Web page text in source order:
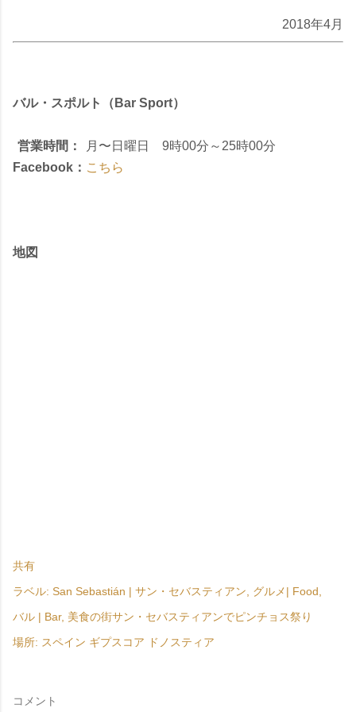
2018年4月
バル・スポルト（Bar Sport）
営業時間：
月〜日曜日 9時00分～25時00分
Facebook： こちら
地図
共有
ラベル: San Sebastián | サン・セバスティアン
グルメ| Food
バル | Bar 美食の街サン・セバスティアンでピンチョス祭り
場所: スペイン ギプスコア ドノスティア
コメント